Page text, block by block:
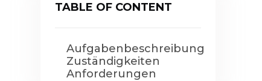
TABLE OF CONTENT
Aufgabenbeschreibung
Zuständigkeiten
Anforderungen